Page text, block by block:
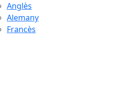
Anglès
Alemany
Francès